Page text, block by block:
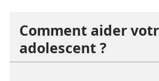
Comment aider
adolescent ?